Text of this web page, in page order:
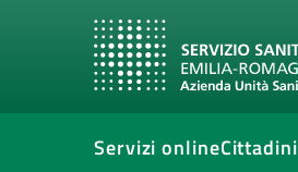
Servizi onlineCittadini